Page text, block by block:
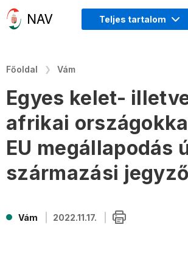
Teljes tartalom
Főoldal Vám
Egyes kelet-
afrikai
EU megállapodás
származási
Vám 2022.11.17.